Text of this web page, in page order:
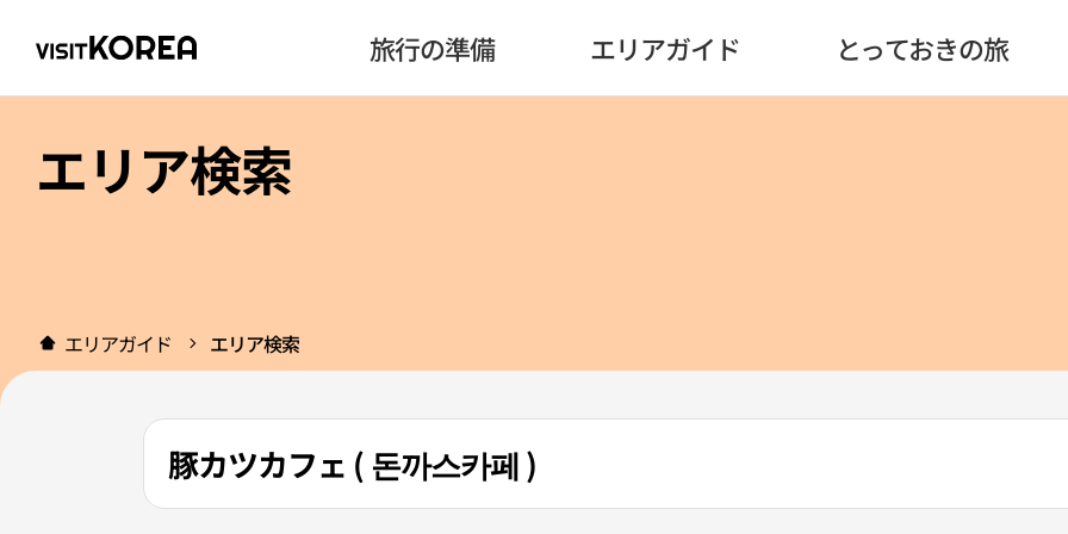
旅行の準備 エリアガイド とっておきの旅
エリア検索
エリアガイド エリア検索
豚カツカフェ ( 돈까스카페 )